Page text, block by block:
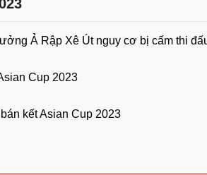
Ả Rập Xê Út nguy cơ bị cấm thi
Cup 2023
kết Asian Cup 2023